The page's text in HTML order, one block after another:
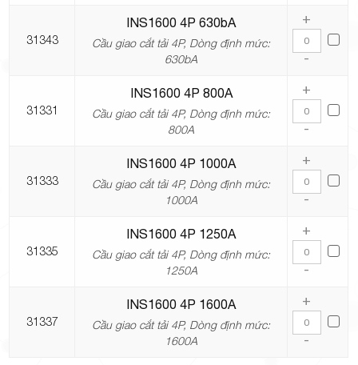
31343
INS1600 4P 630bA
Cầu giao cắt tải 4P, Dòng định mức:
630bA
+
-
31331
INS1600 4P 800A
Cầu giao cắt tải 4P, Dòng định mức:
800A
+
-
31333
INS1600 4P 1000A
Cầu giao cắt tải 4P, Dòng định mức:
1000A
+
-
31335
INS1600 4P 1250A
Cầu giao cắt tải 4P, Dòng định mức:
1250A
+
-
31337
INS1600 4P 1600A
Cầu giao cắt tải 4P, Dòng định mức:
1600A
+
-